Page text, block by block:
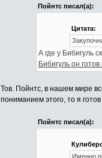
Пойнтс писал(а):
Цитата:
А где у Бибигуль
Бибигуль он
Тов. Пойнтс, в нашем мире
пониманием этого, то я
Пойнтс писал(а):
Именно